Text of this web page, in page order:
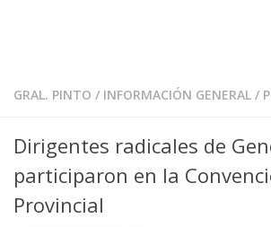
GRAL. PINTO / INFORMACIÓN GENERAL /
Dirigentes radicales de
participaron en la
Provincial